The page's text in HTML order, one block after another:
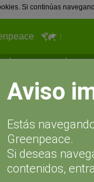
Si continúas
puedes hacer tú?
a las 12:37
Aviso
Estás
Greenpeace.
Si deseas
contenidos,